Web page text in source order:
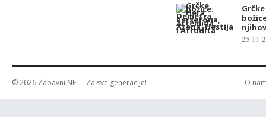
© 2026 Zabavni NET- Za sve generacije! O